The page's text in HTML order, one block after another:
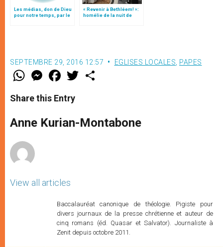
Les médias, don de Dieu
pour notre temps, par le
« Revenir à Bethléem! »:
homélie de la nuit de
SEPTEMBRE 29, 2016 12:57 EGLISES LOCALES, PAPES
W
t
s
p
p
M
e
s
e
g
e
F
a
e
b
o
k
w
r
Share this Entry
Anne Kurian-Montabone
View all articles
Baccalauréat canonique de théologie. Pigiste pour
divers journaux de la presse chrétienne et auteur de
cinq romans (éd. Quasar et Salvator). Journaliste à
Zenit depuis octobre 2011.